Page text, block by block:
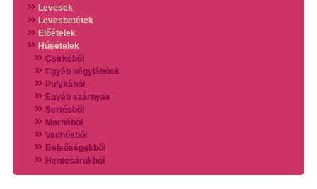
Levesek
Levesbetétek
Előételek
Húsételek
Csirkéből
Egyéb négylábúak
Pulykából
Egyéb szárnyas
Sertésből
Marhából
Vadhúsból
Belsőségekből
Hentesárukból
Vadszárnyasokból